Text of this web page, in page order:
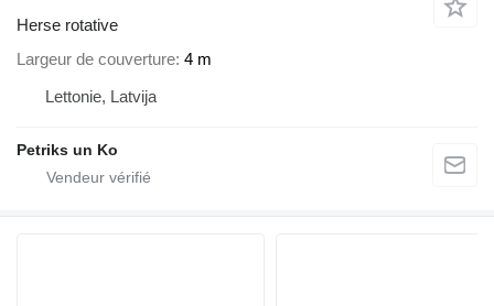
Herse rotative
Largeur de couverture 4 m
Lettonie, Latvija
Petriks un Ko